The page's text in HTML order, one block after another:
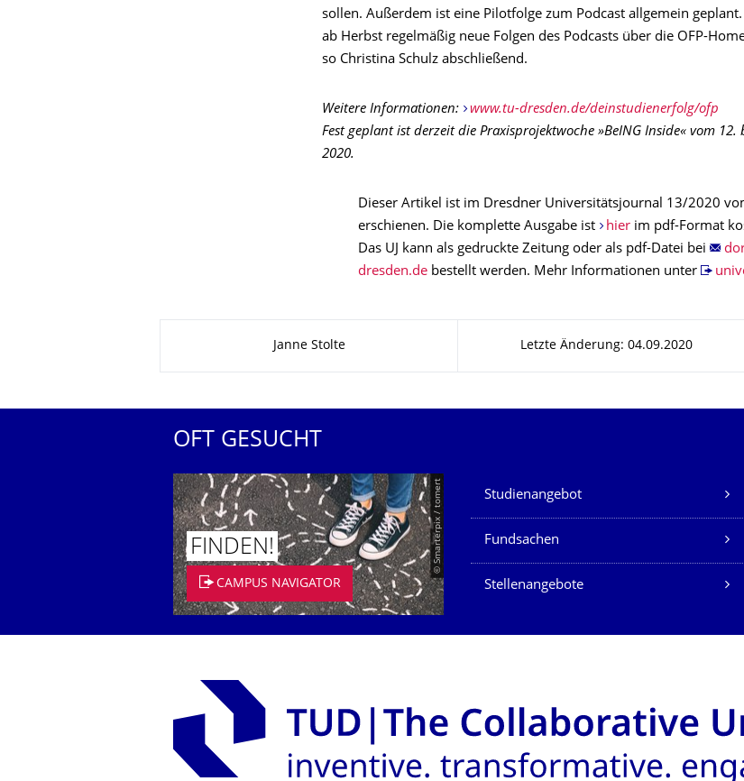
sollen. Außerdem ist eine Pilotfolge zum Podcast allgemein
ab Herbst regelmäßig neue Folgen des Podcasts über die OFP-
so Christina Schulz abschließend.
Weitere Informationen:
www.tu-dresden.de/deinstudienerfolg/ofp
Fest geplant ist derzeit die Praxisprojektwoche »BeING Inside« vom
2020.
Dieser Artikel ist im Dresdner Universitätsjournal 13/2020
erschienen. Die komplette Ausgabe ist
hierim pdf-Format
Das UJ kann als gedruckte Zeitung oder als pdf-Datei bei
bestellt werden. Mehr Informationen unter
Janne Stolte Letzte Änderung: 04.09.2020
OFT GESUCHT
© Smarterpix / tomert
FINDEN!
CAMPUS NAVIGATOR
Unsere Dienste
Studienangebot
Fundsachen
Stellenangebote